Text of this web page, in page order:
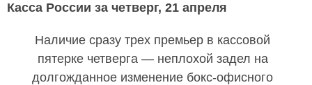
Касса России за четверг, 21 апреля
Наличие сразу трех премьер в кассовой
пятерке четверга — неплохой задел на
долгожданное изменение бокс-офисного